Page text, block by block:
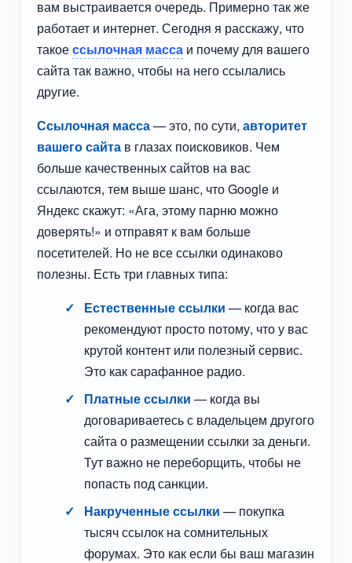
вам выстраивается очередь. Примерно так же
работает и интернет. Сегодня я расскажу, что
такоессылочная масса и почему для вашего
сайта так важно, чтобы на него ссылались
другие.
Ссылочная масса— это, по сути,авторитет
вашего сайта в глазах поисковиков. Чем
больше качественных сайтов на вас
ссылаются, тем выше шанс, что Google и
Яндекс скажут: «Ага, этому парню можно
доверять!» и отправят к вам больше
посетителей. Но не все ссылки одинаково
полезны. Есть три главных типа:
Естественные ссылки — когда вас
рекомендуют просто потому, что у вас
крутой контент или полезный сервис.
Это как сарафанное радио.
Платные ссылки — когда вы
договариваетесь с владельцем другого
сайта о размещении ссылки за деньги.
Тут важно не переборщить, чтобы не
попасть под санкции.
Накрученные ссылки — покупка
тысяч ссылок на сомнительных
форумах. Это как если бы ваш магазин